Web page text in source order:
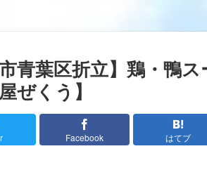
市青葉区折立】鶏・鴨
ぜくう】
Facebook はてブ